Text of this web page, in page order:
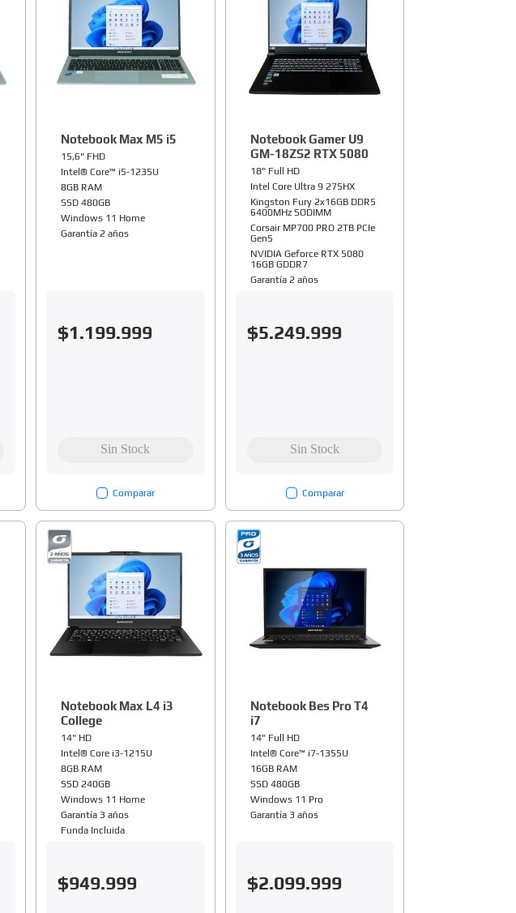
Notebook Max M5 i5
15,6" FHD
Intel® Core™ i5-1235U
8GB RAM
SSD 480GB
Windows 11 Home
Garantía 2 años
$1.199.999
Comparar
Notebook Gamer U9
GM-18ZS2 RTX 5080
18" Full HD
Intel Core Ultra 9 275HX
Kingston Fury 2x16GB DDR5
6400MHz SODIMM
Corsair MP700 PRO 2TB PCIe
Gen5
NVIDIA Geforce RTX 5080
16GB GDDR7
Garantía 2 años
$5.249.999
Comparar
Notebook Max L4 i3
College
14" HD
Intel® Core i3-1215U
8GB RAM
SSD 240GB
Windows 11 Home
Garantía 3 años
Funda Incluida
$949.999
Notebook Bes Pro T4
i7
14" Full HD
Intel® Core™ i7-1355U
16GB RAM
SSD 480GB
Windows 11 Pro
Garantía 3 años
$2.099.999